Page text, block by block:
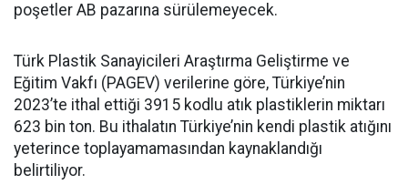
poşetler AB pazarına sürülemeyecek.
Türk Plastik Sanayicileri Araştırma Geliştirme ve
Eğitim Vakfı (PAGEV) verilerine göre, Türkiye’nin
2023’te ithal ettiği 3915 kodlu atık plastiklerin miktarı
623 bin ton. Bu ithalatın Türkiye’nin kendi plastik atığını
yeterince toplayamamasından kaynaklandığı
belirtiliyor.